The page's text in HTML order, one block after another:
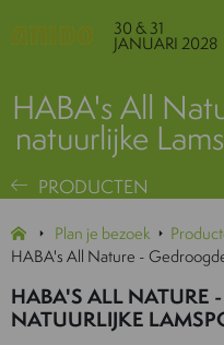
30 & 31
JANUARI 2028
HABA's All
natuurlijke
PRODUCTEN
Plan je bezoek
HABA's All Nature -
HABA'S ALL NATURE
NATUURLIJKE